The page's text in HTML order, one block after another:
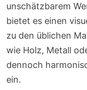
unschätzbarem
bietet es einen
zu den üblichen
wie Holz, Metall
dennoch
ein.